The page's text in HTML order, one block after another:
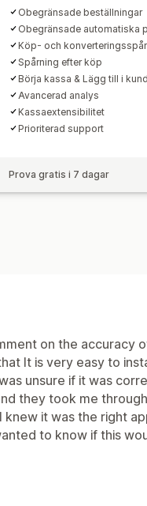
Obegränsade beställningar
Obegränsade automatiska
Köp- och
Spårning efter köp
Börja kassa & Lägg till i
Avancerad analys
Kassaextensibilitet
Prioriterad support
Prova gratis i 7 dagar
on the accuracy
It is very easy to
unsure if it was
they took me
it was the right
to know if this